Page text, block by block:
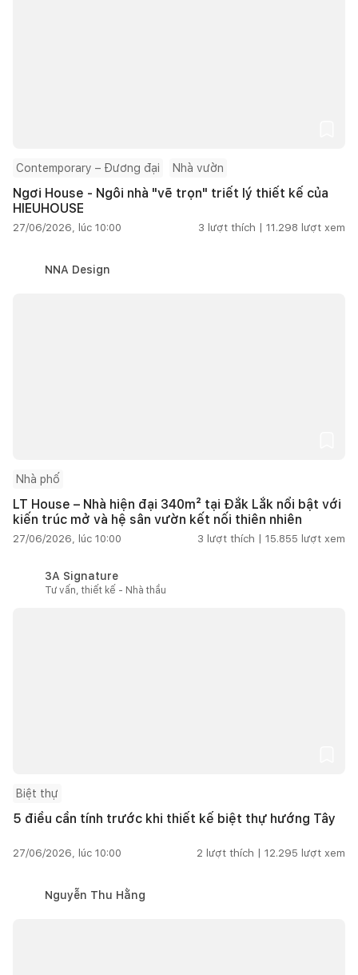
Contemporary – Đương đại Nhà vườn
Ngơi House - Ngôi nhà "vẽ trọn" triết lý thiết kế của
HIEUHOUSE
27/06/2026, lúc 10:00 3 lượt thích | 11.298 lượt xem
NNA Design
Nhà phố
LT House – Nhà hiện đại 340m² tại Đắk Lắk nổi bật với
kiến trúc mở và hệ sân vườn kết nối thiên nhiên
27/06/2026, lúc 10:00 3 lượt thích | 15.855 lượt xem
3A Signature
Tư vấn, thiết kế - Nhà thầu
Biệt thự
5 điều cần tính trước khi thiết kế biệt thự hướng Tây
27/06/2026, lúc 10:00 2 lượt thích | 12.295 lượt xem
Nguyễn Thu Hằng